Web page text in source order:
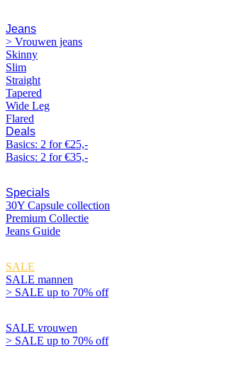
Jeans
> Vrouwen jeans
Skinny
Slim
Straight
Tapered
Wide Leg
Flared
Deals
Basics: 2 for €25,-
Basics: 2 for €35,-
Specials
30Y Capsule collection
Premium Collectie
Jeans Guide
SALE
SALE mannen
> SALE up to 70% off
SALE vrouwen
> SALE up to 70% off